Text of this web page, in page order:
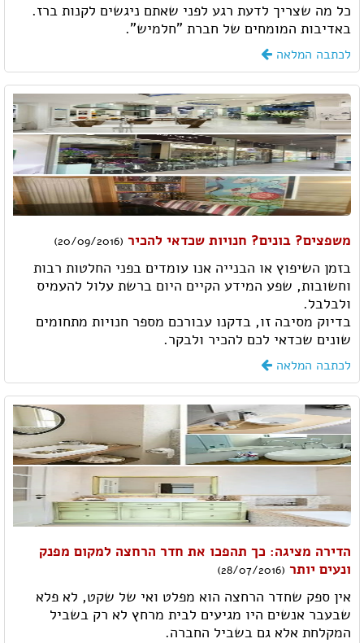
כל מה שצריך לדעת רגע לפני שאתם ניגשים לקנות ברז.
באדיבות המומחים של חברת "חלמיש".
לכתבה המלאה
משפצים? בונים? חנויות שכדאי להכיר (20/09/2016)
בזמן השיפוץ או הבנייה אנו עומדים בפני החלטות רבות
וחשובות, שפע המידע הקיים היום ברשת עלול להעמיס
ולבלבל.
בדיוק מסיבה זו, בדקנו עבורכם מספר חנויות מתחומים
שונים שכדאי לכם להכיר ולבקר.
לכתבה המלאה
הדירה מציגה: כך תהפכו את חדר הרחצה למקום מפנק
ונעים יותר (28/07/2016)
אין ספק שחדר הרחצה הוא מפלט ואי של שקט, לא פלא
שבעבר אנשים היו מגיעים לבית מרחץ לא רק בשביל
המקלחת אלא גם בשביל החברה.